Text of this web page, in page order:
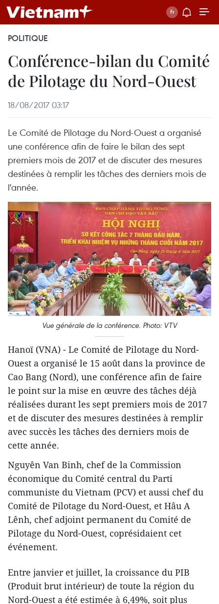
POLITIQUE
Conférence-bilan du Comité
de Pilotage du Nord-Ouest
18/08/2017 03:17
Le Comité de Pilotage du Nord-Ouest a organisé
une conférence afin de faire le bilan des sept
premiers mois de 2017 et de discuter des mesures
destinées à remplir les tâches des derniers mois de
l'année.
Vue générale de la conférence. Photo: VTV
Hanoï (VNA) - Le Comité de Pilotage du Nord-
Ouest a organisé le 15 août dans la province de
Cao Bang (Nord), une conférence afin de faire
le point sur la mise en œuvre des tâches déjà
réalisées durant les sept premiers mois de 2017
et de discuter des mesures destinées à remplir
avec succès les tâches des derniers mois de
cette année.
Nguyên Van Binh, chef de la Commission
économique du Comité central du Parti
communiste du Vietnam (PCV) et aussi chef du
Comité de Pilotage du Nord-Ouest, et Hâu A
Lênh, chef adjoint permanent du Comité de
Pilotage du Nord-Ouest, ​coprésidaient cet
événement.
​Entre janvier et juillet, la croissance du PIB
(Produit brut intérieur) de toute la région du
Nord-Ouest ​a été estimée à 6,49%, soit plus